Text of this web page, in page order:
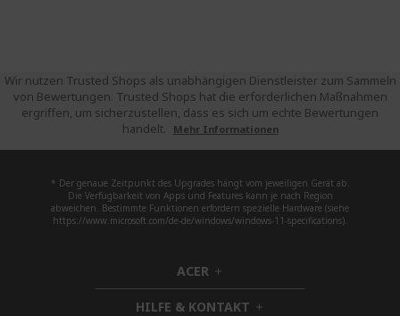
Wir nutzen Trusted Shops als unabhängigen Dienstleister zum Sammeln
von Bewertungen. Trusted Shops hat die erforderlichen Maßnahmen
ergriffen, um sicherzustellen, dass es sich um echte Bewertungen
handelt.
Mehr Informationen
* Der genaue Zeitpunkt des Upgrades hängt vom jeweiligen Gerät ab.
Die Verfügbarkeit von Apps und Features kann je nach Region
abweichen. Bestimmte Funktionen erfordern spezielle Hardware (siehe
https://www.microsoft.com/de-de/windows/windows-11-specifications).
ACER h
i
d
HILFE & KONTAKT h